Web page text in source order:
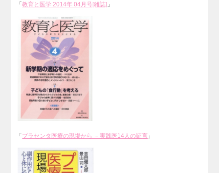
「教育と医学 2014年 04月号[雑誌] 」
「 プラセンタ医療の現場から －実践医14人の証言 」